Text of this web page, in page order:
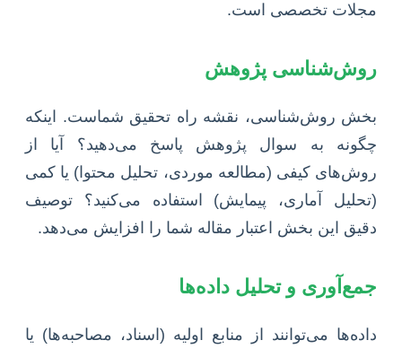
مجلات تخصصی است.
روش‌شناسی پژوهش
بخش روش‌شناسی، نقشه راه تحقیق شماست. اینکه
چگونه به سوال پژوهش پاسخ می‌دهید؟ آیا از
روش‌های کیفی (مطالعه موردی، تحلیل محتوا) یا کمی
(تحلیل آماری، پیمایش) استفاده می‌کنید؟ توصیف
دقیق این بخش اعتبار مقاله شما را افزایش می‌دهد.
جمع‌آوری و تحلیل داده‌ها
داده‌ها می‌توانند از منابع اولیه (اسناد، مصاحبه‌ها) یا